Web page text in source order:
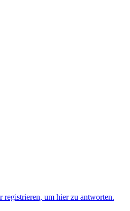
registrieren, um hier zu antworten.